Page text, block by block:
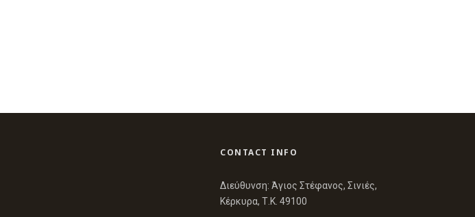
CONTACT INFO
Διεύθυνση: Άγιος Στέφανος, Σινιές,
Κέρκυρα, Τ.Κ. 49100